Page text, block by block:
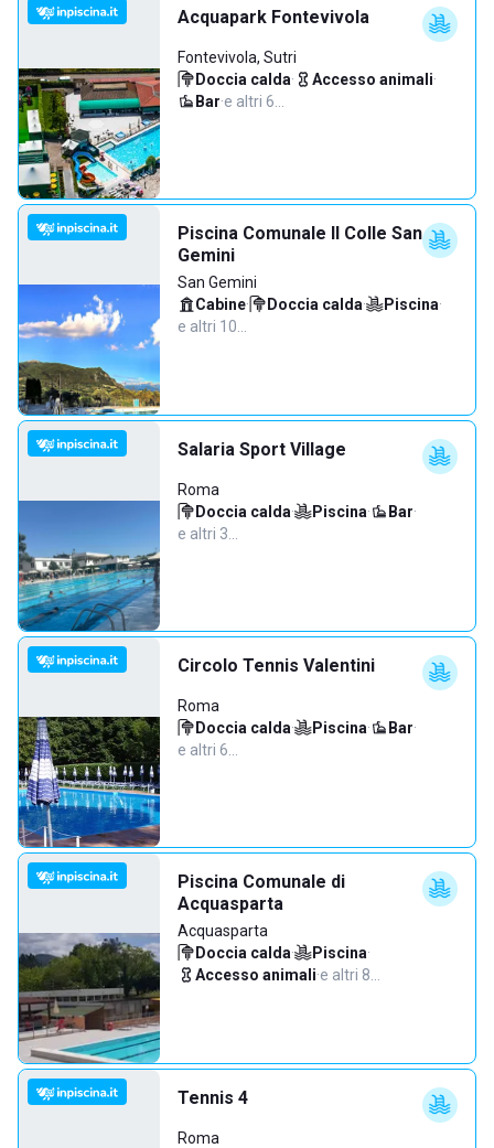
Acquapark Fontevivola
Fontevivola, Sutri
Doccia calda· Accesso animali·
Bar·e altri 6…
Piscina Comunale Il Colle San
Gemini
San Gemini
Cabine· Doccia calda· Piscina·
e altri 10…
Salaria Sport Village
Roma
Doccia calda· Piscina· Bar·
e altri 3…
Circolo Tennis Valentini
Roma
Doccia calda· Piscina· Bar·
e altri 6…
Piscina Comunale di
Acquasparta
Acquasparta
Doccia calda· Piscina·
Accesso animali·e altri 8…
Tennis 4
Roma